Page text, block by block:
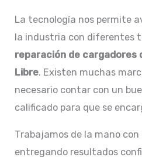
La tecnología nos permite
la industria con diferentes
reparación de cargadores
Libre. Existen muchas
necesario contar con un
calificado para que se
Trabajamos de la mano
entregando resultados